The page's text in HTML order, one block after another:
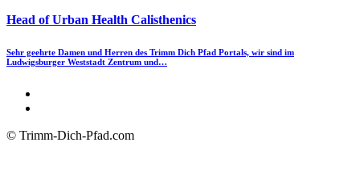
Head of Urban Health Calisthenics
Sehr geehrte Damen und Herren des Trimm Dich Pfad Portals, wir sind im
Ludwigsburger Weststadt Zentrum und…
© Trimm-Dich-Pfad.com